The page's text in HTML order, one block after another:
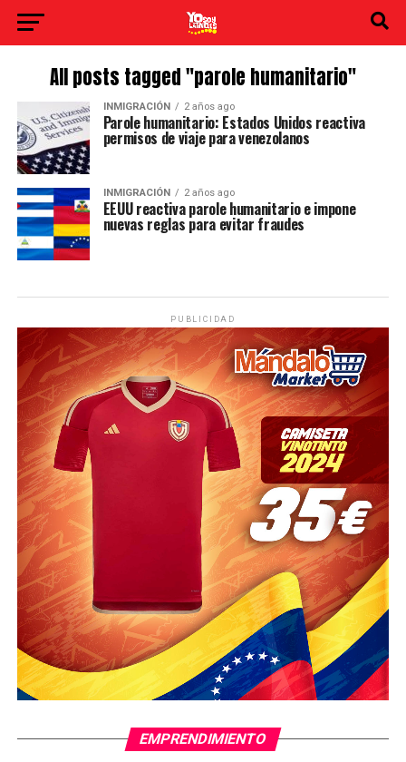
All posts tagged "parole humanitario"
INMIGRACIÓN 2 años ago
Parole humanitario: Estados Unidos reactiva
permisos de viaje para venezolanos
INMIGRACIÓN 2 años ago
EEUU reactiva parole humanitario e impone
nuevas reglas para evitar fraudes
PUBLICIDAD
EMPRENDIMIENTO